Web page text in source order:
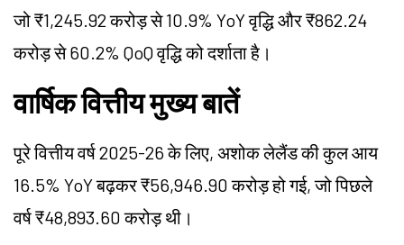
जो ₹1,245.92 करोड़ से 10.9% YoY वृद्धि और ₹862.24
करोड़ से 60.2% QoQ वृद्धि को दर्शाता है।
वार्षिक वित्तीय मुख्य बातें
पूरे वित्तीय वर्ष 2025-26 के लिए, अशोक लेलैंड की कुल आय
16.5% YoY बढ़कर ₹56,946.90 करोड़ हो गई, जो पिछले
वर्ष ₹48,893.60 करोड़ थी।